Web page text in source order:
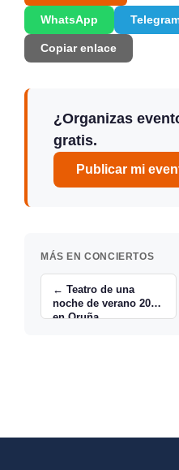
WhatsApp
Copiar enlace
¿Organizas
gratis.
Publicar mi
MÁS EN CONCIERTOS
← Teatro de una
noche de verano 2015
en Oruña